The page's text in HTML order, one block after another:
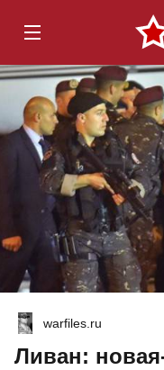
warfiles.ru
Ливан: